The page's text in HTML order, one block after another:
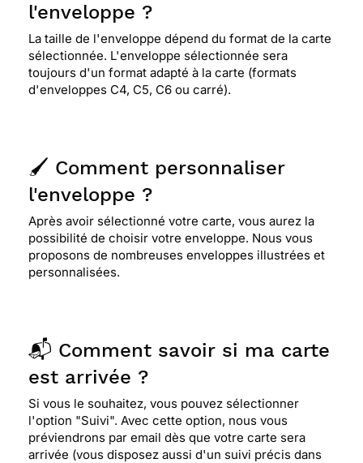
l'enveloppe ?
La taille de l'enveloppe dépend du format de la carte
sélectionnée. L'enveloppe sélectionnée sera
toujours d'un format adapté à la carte (formats
d'enveloppes C4, C5, C6 ou carré).
🖌️ Comment personnaliser
l'enveloppe ?
Après avoir sélectionné votre carte, vous aurez la
possibilité de choisir votre enveloppe. Nous vous
proposons de nombreuses enveloppes illustrées et
personnalisées.
📬 Comment savoir si ma carte
est arrivée ?
Si vous le souhaitez, vous pouvez sélectionner
l'option "Suivi". Avec cette option, nous vous
préviendrons par email dès que votre carte sera
arrivée (vous disposez aussi d'un suivi précis dans